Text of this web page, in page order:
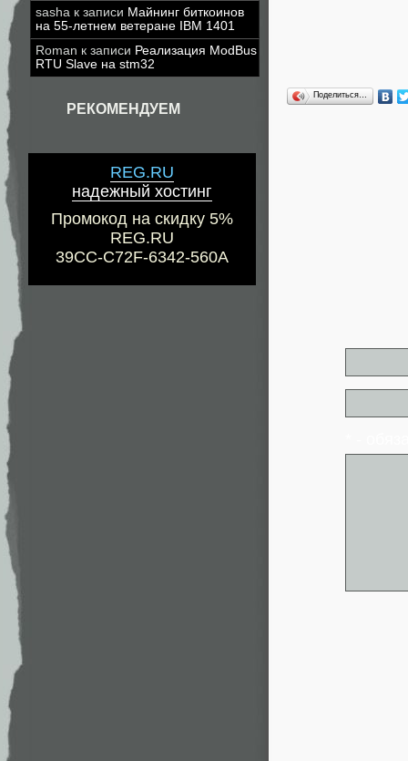
sasha к записи Майнинг биткоинов
на 55-летнем ветеране IBM 1401
Roman к записи Реализация ModBus
RTU Slave на stm32
РЕКОМЕНДУЕМ
REG.RU
надежный хостинг
Промокод на скидку 5%
REG.RU
39CC-C72F-6342-560A
Поделиться…